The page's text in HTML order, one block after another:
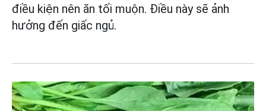
điều kiện nên ăn tối muộn. Điều này sẽ ảnh
hưởng đến giấc ngủ.